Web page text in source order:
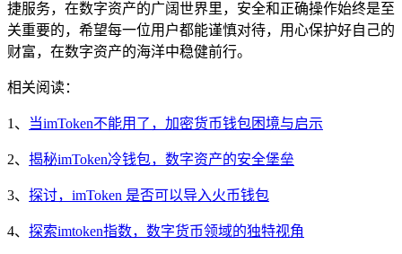
捷服务，在数字资产的广阔世界里，安全和正确操作始终是至
关重要的，希望每一位用户都能谨慎对待，用心保护好自己的
财富，在数字资产的海洋中稳健前行。
相关阅读：
1、 当imToken不能用了，加密货币钱包困境与启示
2、 揭秘imToken冷钱包，数字资产的安全堡垒
3、 探讨，imToken 是否可以导入火币钱包
4、 探索imtoken指数，数字货币领域的独特视角